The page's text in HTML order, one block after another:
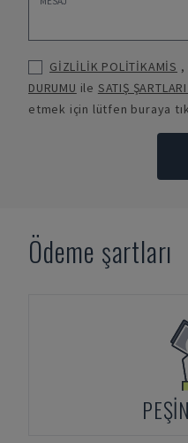
GİZLİLİK POLİTİKAMİS ,
DURUMU ile SATIŞ
etmek için lütfen buraya
Ödeme şartları